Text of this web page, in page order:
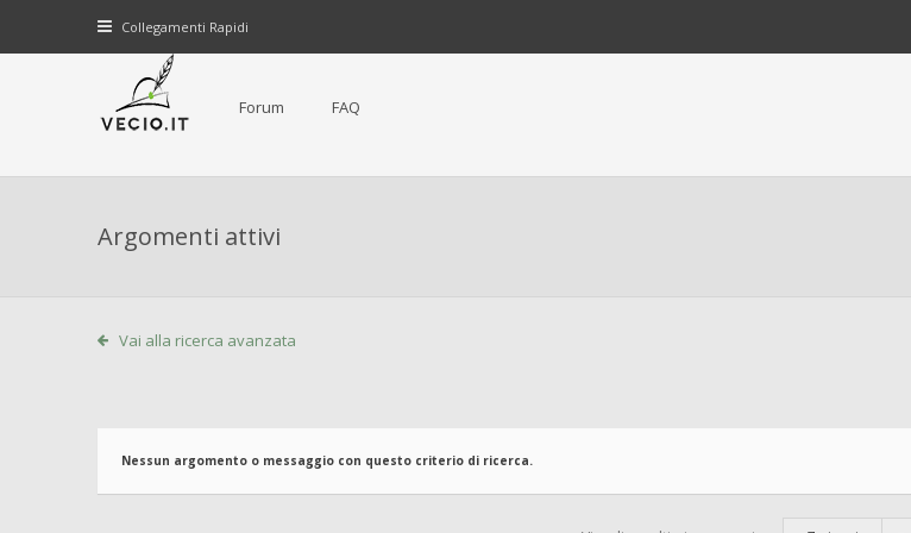
Collegamenti Rapidi
Forum FAQ
Argomenti attivi
Vai alla ricerca avanzata
Nessun argomento o messaggio con questo criterio di ricerca.